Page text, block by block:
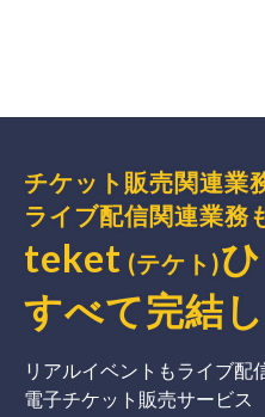
チケット販売関連業
ライブ配信関連業務
teket (テケト)
すべて完結
リアルイベントもライブ配
電子チケット販売サービス